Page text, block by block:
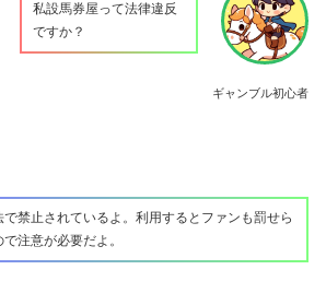
ギャンブル初心者
私設馬券屋って法律違反
ですか？
で禁止されているよ。利用するとファンも罰せら
注意が必要だよ。